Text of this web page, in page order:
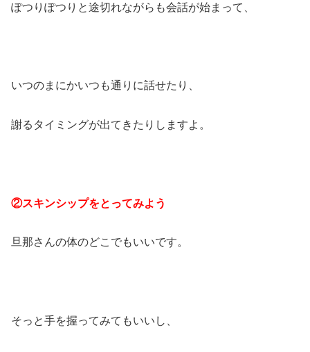
ぽつりぽつりと途切れながらも会話が始まって、
いつのまにかいつも通りに話せたり、
謝るタイミングが出てきたりしますよ。
②スキンシップをとってみよう
旦那さんの体のどこでもいいです。
そっと手を握ってみてもいいし、